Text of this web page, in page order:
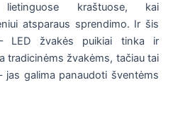
kraštuose, kai
atsparaus sprendimo. Ir šis
LED žvakės puikiai tinka ir
tradicinėms žvakėms, tačiau tai
jas galima panaudoti šventėms